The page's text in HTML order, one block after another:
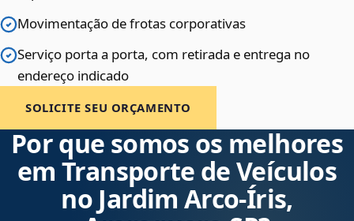
Movimentação de frotas corporativas
Serviço porta a porta, com retirada e entrega no
endereço indicado
SOLICITE SEU ORÇAMENTO
Por que somos os melhores
em Transporte de Veículos
no Jardim Arco‑Íris,